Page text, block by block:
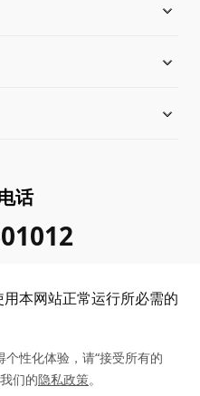
话
能科技股份有限公司
本网站正常运行所必需的
性化体验，请“接受所有的
们的隐私政策。